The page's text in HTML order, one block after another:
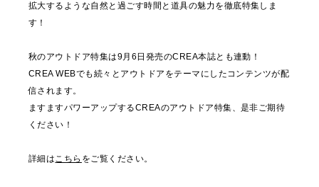
拡大するような自然と過ごす時間と道具の魅力を徹底特集しま
す！
秋のアウトドア特集は9月6日発売のCREA本誌とも連動！
CREA WEBでも続々とアウトドアをテーマにしたコンテンツが配
信されます。
ますますパワーアップするCREAのアウトドア特集、是非ご期待
ください！
詳細はこちら をご覧ください。